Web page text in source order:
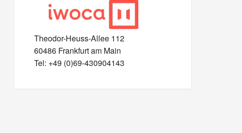
Theodor-Heuss-Allee 112
60486 Frankfurt am Main
Tel: +49 (0)69-430904143